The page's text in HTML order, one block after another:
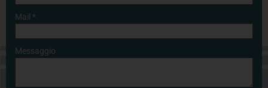
Mail *
Messaggio